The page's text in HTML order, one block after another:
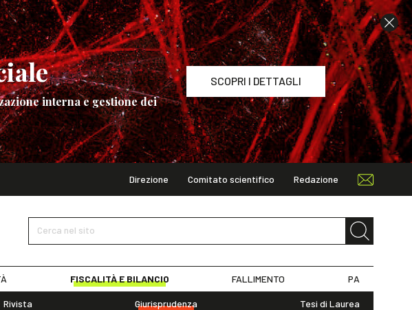
interna e gestione dei
SCOPRI I DETTAGLI
Direzione Comitato scientifico Redazione
Cerca nel sito
FISCALITÀ E BILANCIO FALLIMENTO PA
Rivista Giurisprudenza Tesi di Laurea